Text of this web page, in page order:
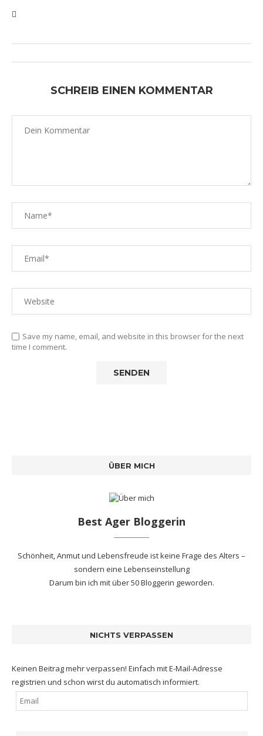
SCHREIB EINEN KOMMENTAR
Save my name, email, and website in this browser for the next
time I comment.
ÜBER MICH
Best Ager Bloggerin
Schönheit, Anmut und Lebensfreude ist keine Frage des Alters –
sondern eine Lebenseinstellung
Darum bin ich mitüber 50 Bloggerin geworden.
NICHTS VERPASSEN
Keinen Beitrag mehr verpassen! Einfach mit E-Mail-Adresse
registrien und schon wirst du automatisch informiert.